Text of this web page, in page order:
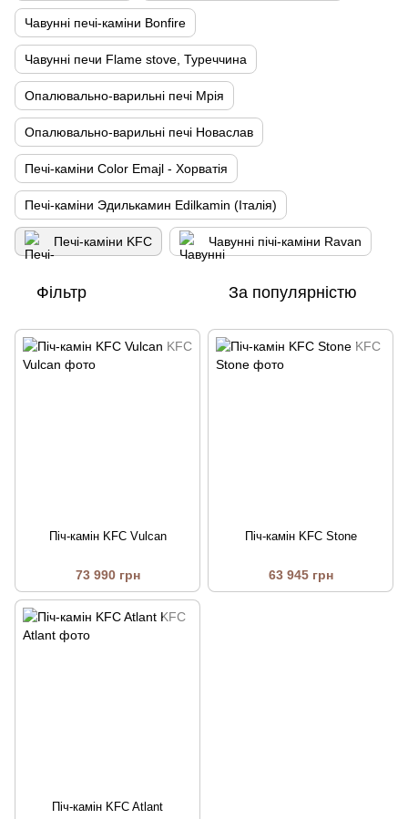
Чавунні печі-каміни Bonfire
Чавунні печи Flame stove, Туреччина
Опалювально-варильні печі Мрія
Опалювально-варильні печі Новаслав
Печі-каміни Color Emajl - Хорватія
Печі-каміни Эдилькамин Edilkamin (Італія)
Печі-каміни KFC Чавунні пічі-каміни Ravan
Фільтр За популярністю
Піч-камін KFC Vulcan
73 990 грн
Піч-камін KFC Stone
63 945 грн
Піч-камін KFC Atlant